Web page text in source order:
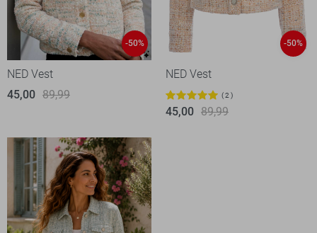
-50%
NED Vest
45,00 89,99
-50%
NED Vest
2
45,00 89,99